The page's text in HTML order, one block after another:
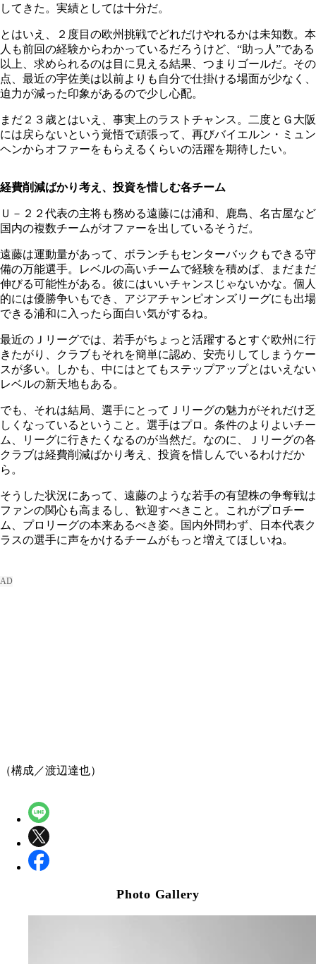
してきた。実績としては十分だ。
とはいえ、２度目の欧州挑戦でどれだけやれるかは未知数。本
人も前回の経験からわかっているだろうけど、“助っ人”である
以上、求められるのは目に見える結果、つまりゴールだ。その
点、最近の宇佐美は以前よりも自分で仕掛ける場面が少なく、
迫力が減った印象があるので少し心配。
まだ２３歳とはいえ、事実上のラストチャンス。二度とＧ大阪
には戻らないという覚悟で頑張って、再びバイエルン・ミュン
ヘンからオファーをもらえるくらいの活躍を期待したい。
経費削減ばかり考え、投資を惜しむ各チーム
Ｕ－２２代表の主将も務める遠藤には浦和、鹿島、名古屋など
国内の複数チームがオファーを出しているそうだ。
遠藤は運動量があって、ボランチもセンターバックもできる守
備の万能選手。レベルの高いチームで経験を積めば、まだまだ
伸びる可能性がある。彼にはいいチャンスじゃないかな。個人
的には優勝争いもでき、アジアチャンピオンズリーグにも出場
できる浦和に入ったら面白い気がするね。
最近のＪリーグでは、若手がちょっと活躍するとすぐ欧州に行
きたがり、クラブもそれを簡単に認め、安売りしてしまうケー
スが多い。しかも、中にはとてもステップアップとはいえない
レベルの新天地もある。
でも、それは結局、選手にとってＪリーグの魅力がそれだけ乏
しくなっているということ。選手はプロ。条件のよりよいチー
ム、リーグに行きたくなるのが当然だ。なのに、Ｊリーグの各
クラブは経費削減ばかり考え、投資を惜しんでいるわけだか
ら。
そうした状況にあって、遠藤のような若手の有望株の争奪戦は
ファンの関心も高まるし、歓迎すべきこと。これがプロチー
ム、プロリーグの本来あるべき姿。国内外問わず、日本代表ク
ラスの選手に声をかけるチームがもっと増えてほしいね。
（構成／渡辺達也）
Photo Gallery